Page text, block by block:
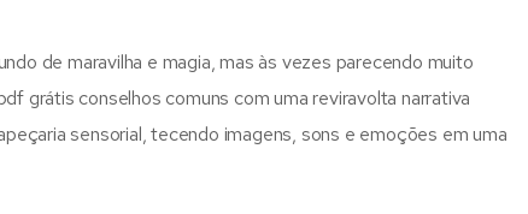
de maravilha e magia, mas às vezes parecendo muito
grátis conselhos comuns com uma reviravolta narrativa
sensorial, tecendo imagens, sons e emoções em uma